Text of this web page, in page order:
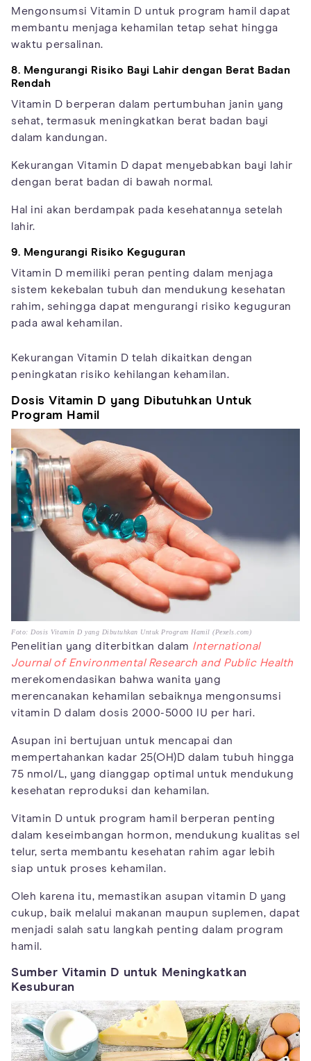
Mengonsumsi Vitamin D untuk program hamil dapat
membantu menjaga kehamilan tetap sehat hingga
waktu persalinan.
8. Mengurangi Risiko Bayi Lahir dengan Berat Badan
Rendah
Vitamin D berperan dalam pertumbuhan janin yang
sehat, termasuk meningkatkan berat badan bayi
dalam kandungan.
Kekurangan Vitamin D dapat menyebabkan bayi lahir
dengan berat badan di bawah normal.
Hal ini akan berdampak pada kesehatannya setelah
lahir.
9. Mengurangi Risiko Keguguran
Vitamin D memiliki peran penting dalam menjaga
sistem kekebalan tubuh dan mendukung kesehatan
rahim, sehingga dapat mengurangi risiko keguguran
pada awal kehamilan.
Kekurangan Vitamin D telah dikaitkan dengan
peningkatan risiko kehilangan kehamilan.
Dosis Vitamin D yang Dibutuhkan Untuk
Program Hamil
Foto: Dosis Vitamin D yang Dibutuhkan Untuk Program Hamil (Pexels.com)
Penelitian yang diterbitkan dalam International
Journal of Environmental Research and Public Health
merekomendasikan bahwa wanita yang
merencanakan kehamilan sebaiknya mengonsumsi
vitamin D dalam dosis 2000-5000 IU per hari.
Asupan ini bertujuan untuk mencapai dan
mempertahankan kadar 25(OH)D dalam tubuh hingga
75 nmol/L, yang dianggap optimal untuk mendukung
kesehatan reproduksi dan kehamilan.
Vitamin D untuk program hamil berperan penting
dalam keseimbangan hormon, mendukung kualitas sel
telur, serta membantu kesehatan rahim agar lebih
siap untuk proses kehamilan.
Oleh karena itu, memastikan asupan vitamin D yang
cukup, baik melalui makanan maupun suplemen, dapat
menjadi salah satu langkah penting dalam program
hamil.
Sumber Vitamin D untuk Meningkatkan
Kesuburan